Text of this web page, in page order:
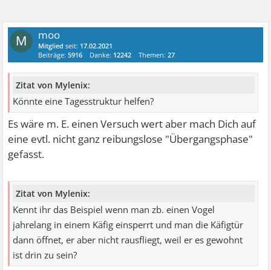
M moo
Mitglied seit: 17.02.2021
Beiträge:5916 Danke: 12242 Themen:27
Zitat von Mylenix:
Könnte eine Tagesstruktur helfen?
Es wäre m. E. einen Versuch wert aber mach Dich auf
eine evtl. nicht ganz reibungslose "Übergangsphase"
gefasst.
Zitat von Mylenix:
Kennt ihr das Beispiel wenn man zb. einen Vogel
jahrelang in einem Käfig einsperrt und man die Käfigtür
dann öffnet, er aber nicht rausfliegt, weil er es gewohnt
ist drin zu sein?